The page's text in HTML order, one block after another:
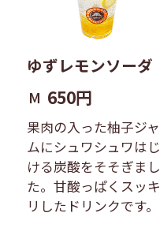
ゆずレモンソーダ
M 650円
果肉の入った柚子ジャ
ムにシュワシュワはじ
ける炭酸をそそぎまし
た。甘酸っぱくスッキ
リしたドリンクです。